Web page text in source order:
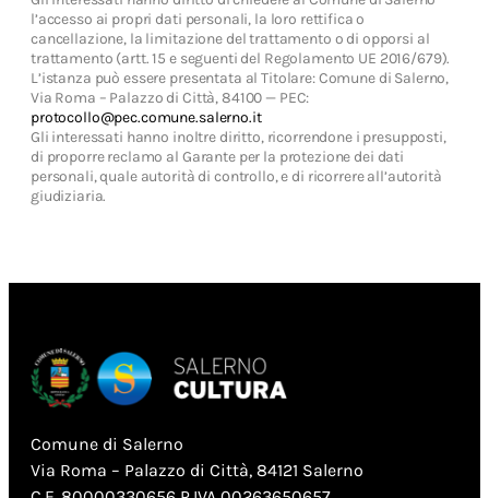
l’accesso ai propri dati personali, la loro rettifica o
cancellazione, la limitazione del trattamento o di opporsi al
trattamento (artt. 15 e seguenti del Regolamento UE 2016/679).
L’istanza può essere presentata al Titolare: Comune di Salerno,
Via Roma – Palazzo di Città, 84100 — PEC:
protocollo@pec.comune.salerno.it
Gli interessati hanno inoltre diritto, ricorrendone i presupposti,
di proporre reclamo al Garante per la protezione dei dati
personali, quale autorità di controllo, e di ricorrere all’autorità
giudiziaria.
Comune di Salerno
Via Roma – Palazzo di Città, 84121 Salerno